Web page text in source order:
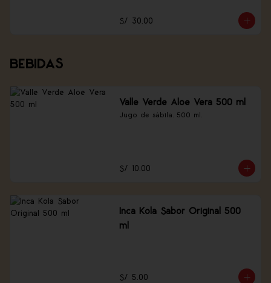
S/ 30.00
BEBIDAS
Valle Verde Aloe Vera 500 ml
Jugo de sábila, 500 ml.
S/ 10.00
Inca Kola Sabor Original 500
ml
S/ 5.00